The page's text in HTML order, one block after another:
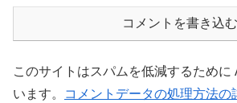
コメントを書き込む
このサイトはスパムを低減するために
います。
コメントデータの処理方法の